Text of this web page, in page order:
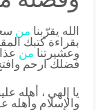
الله يقرّبنا من
بقراءة كتبك
وعشيرتنا من
فضلك ارحم
يا إلهي ، أهله
والإسلام وأهله